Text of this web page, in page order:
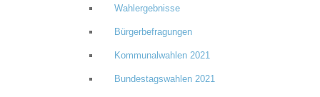
Wahlergebnisse
Bürgerbefragungen
Kommunalwahlen 2021
Bundestagswahlen 2021